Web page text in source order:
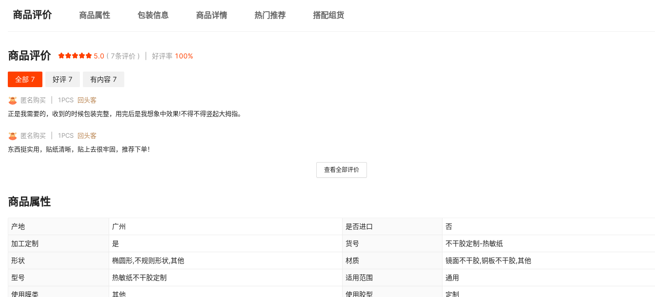
商品评价 商品属性 包装信息 商品详情 热门推荐 搭配组货
商品评价 5.0 7条评价 好评率 100%
全部 7 好评 7 有内容 7
匿名购买 1PCS 回头客
正是我需要的，收到的时候包装完整，用完后是我想象中效果!不得不得竖起大拇指。
匿名购买 1PCS 回头客
东西挺实用，贴纸清晰，贴上去很牢固，推荐下单！
查看全部评价
商品属性
产地 广州 是否进口 否
加工定制 是 货号 不干胶定制-热敏纸
形状 椭圆形,不规则形状,其他 材质 镜面不干胶,铜板不干胶,其他
型号 热敏纸不干胶定制 适用范围 通用
使用膜类 其他 使用胶型 定制